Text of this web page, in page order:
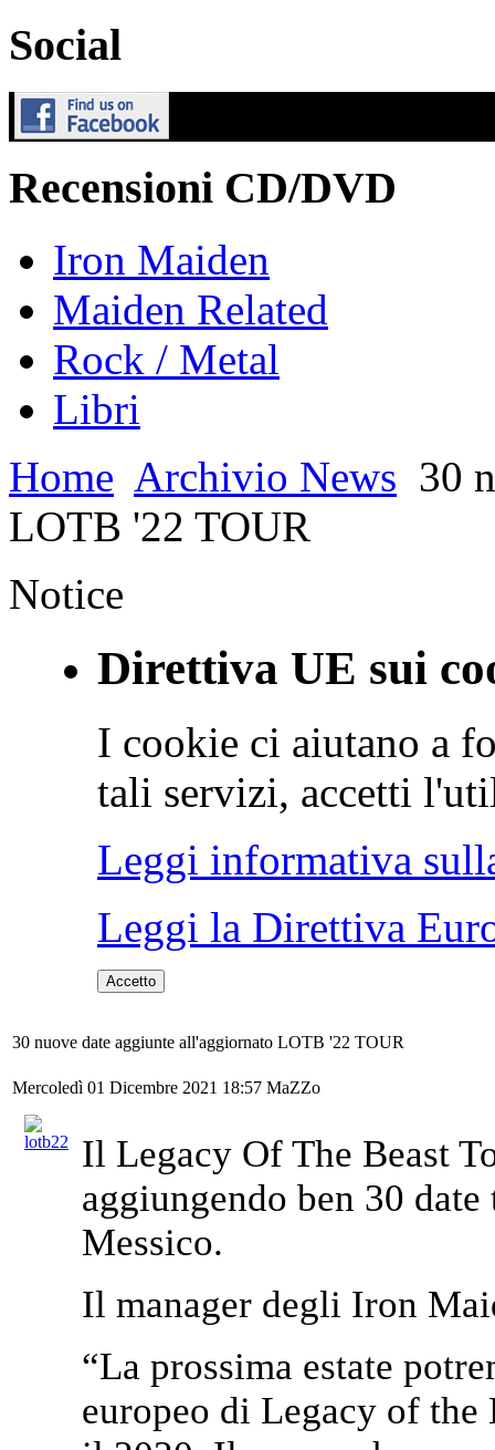
Social
Recensioni CD/DVD
Iron Maiden
Maiden Related
Rock / Metal
Libri
Home Archivio News 30
LOTB '22 TOUR
Notice
Direttiva UE sui
I cookie ci aiutano a
tali servizi, accetti
Leggi informativa
Leggi la Direttiva
Accetto
30 nuove date aggiunte all'aggiornato LOTB '22 TOUR
Mercoledì 01 Dicembre 2021 18:57 MaZZo
Il Legacy Of The Beast
aggiungendo ben 30
Messico.
Il manager degli Iron
“La prossima estate
europeo di Legacy of